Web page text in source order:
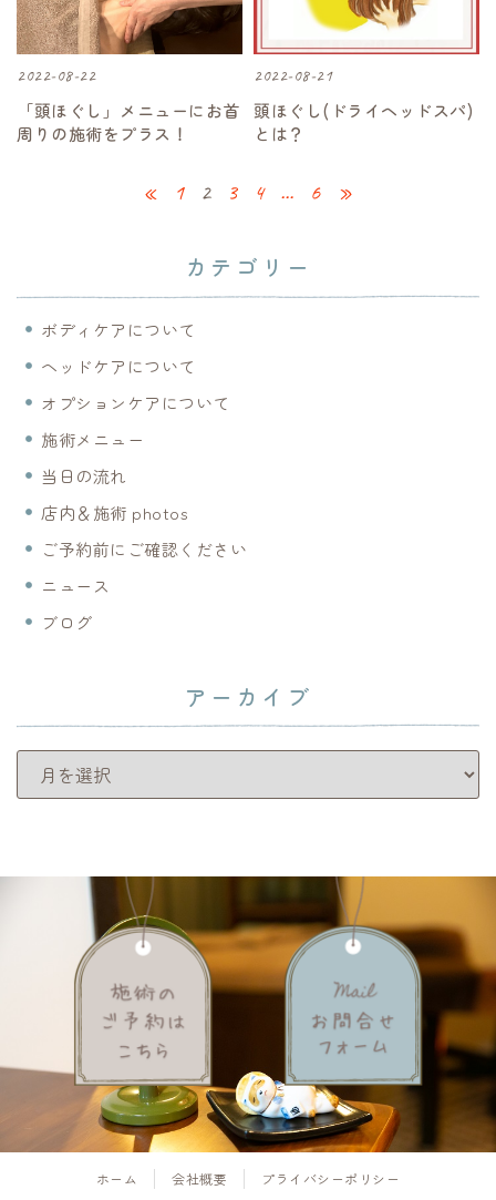
2022-08-22
「頭ほぐし」メニューにお首
周りの施術をプラス！
2022-08-21
頭ほぐし(ドライヘッドスパ)
とは？
« 1 2 3 4 … 6 »
カテゴリー
ボディケアについて
ヘッドケアについて
オプションケアについて
施術メニュー
当日の流れ
店内＆施術 photos
ご予約前にご確認ください
ニュース
ブログ
アーカイブ
ホーム 会社概要 プライバシーポリシー